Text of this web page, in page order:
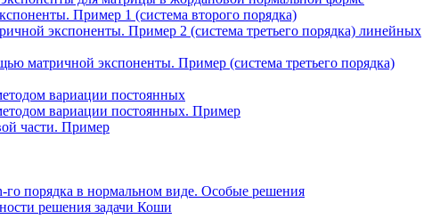
Пример 1 (система второго порядка)
экспоненты. Пример 2 (система третьего порядка) линейных
матричной экспоненты. Пример (система третьего порядка)
вариации постоянных
вариации постоянных. Пример
части. Пример
го порядка в нормальном виде. Особые решения
решения задачи Коши